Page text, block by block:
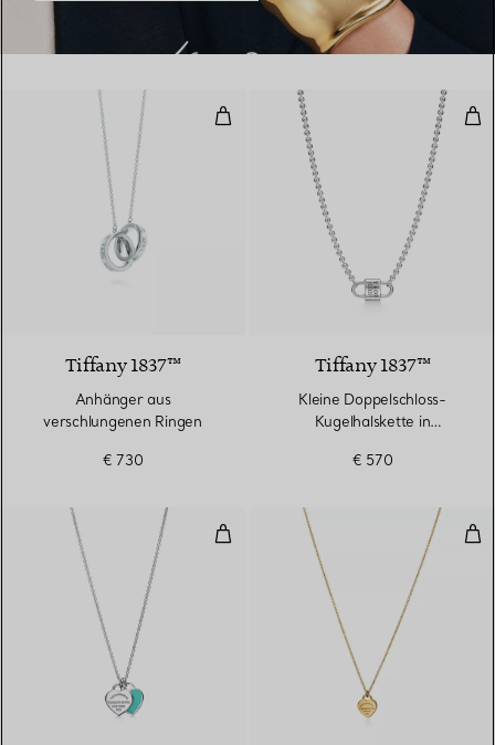
Anhänger aus verschlungenen
Tiffany 1837™
Anhänger aus
verschlungenen Ringen
€ 730
Tiffany 1837™
Kleine Doppelschloss-
Kugelhalskette in
€ 570
Anhänger mit Mini-Doppelherz
4 Farben